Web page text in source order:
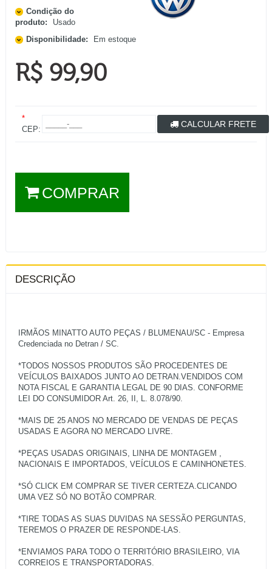
Condição do
produto:
Usado
Disponibilidade:
Em estoque
R$ 99,90
*
CEP:
CALCULAR FRETE
COMPRAR
DESCRIÇÃO
IRMÃOS MINATTO AUTO PEÇAS / BLUMENAU/SC - Empresa
Credenciada no Detran / SC.
*TODOS NOSSOS PRODUTOS SÃO PROCEDENTES DE
VEÍCULOS BAIXADOS JUNTO AO DETRAN.VENDIDOS COM
NOTA FISCAL E GARANTIA LEGAL DE 90 DIAS. CONFORME
LEI DO CONSUMIDOR Art. 26, II, L. 8.078/90.
*MAIS DE 25 ANOS NO MERCADO DE VENDAS DE PEÇAS
USADAS E AGORA NO MERCADO LIVRE.
*PEÇAS USADAS ORIGINAIS, LINHA DE MONTAGEM ,
NACIONAIS E IMPORTADOS, VEÍCULOS E CAMINHONETES.
*SÓ CLICK EM COMPRAR SE TIVER CERTEZA.CLICANDO
UMA VEZ SÓ NO BOTÃO COMPRAR.
*TIRE TODAS AS SUAS DUVIDAS NA SESSÃO PERGUNTAS,
TEREMOS O PRAZER DE RESPONDE-LAS.
*ENVIAMOS PARA TODO O TERRITÓRIO BRASILEIRO, VIA
CORREIOS E TRANSPORTADORAS.